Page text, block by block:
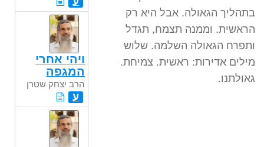
בתהליך הגאולה. אבל היא רק
הראשית. וממנה תצמח, תגדל
ותפרח הגאולה השלמה. שלוש
מילים אדירות: ראשית. צמיחת.
גאולתנו.
ויהי אחרי
המגפה
הרב יצחק שטרן
ע